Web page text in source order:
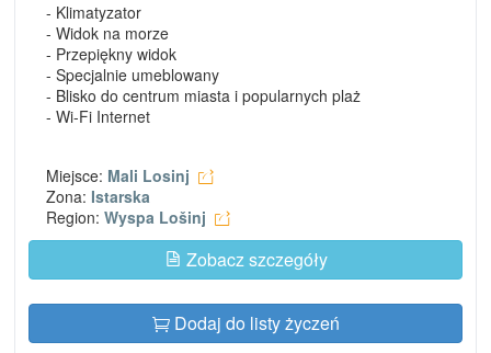
- Klimatyzator
- Widok na morze
- Przepiękny widok
- Specjalnie umeblowany
- Blisko do centrum miasta i popularnych plaż
- Wi-Fi Internet
Miejsce: Mali Losinj
Zona: Istarska
Region: Wyspa Lošinj
Zobacz szczegóły
Dodaj do listy życzeń